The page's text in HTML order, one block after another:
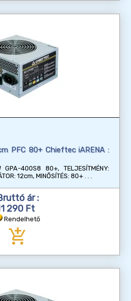
PFC 80+ Chieftec iARENA :
400S8 80+, TELJESÍTMÉNY:
12cm, MINŐSÍTÉS: 80+
ár :
290 Ft
Rendelhető
add_shopping_cart